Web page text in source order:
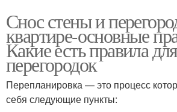
Снос стены и
квартире-основные
Какие есть правила
перегородок
Перепланировка — это процесс
себя следующие пункты: